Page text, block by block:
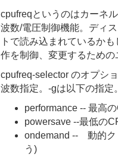
cpufreqというのはカーネ
波数/電圧制御機能。ディ
トで読み込まれているか
作を制御、変更するため
cpufreq-selector のオプシ
波数指定。-gは以下の指定
performance -- 最高
powersave --最低の
ondemand -- 動的ク
う)